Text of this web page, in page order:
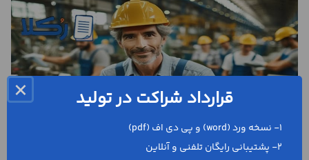
× قرارداد شراکت در تولید
1- نسخه ورد (word) و پی دی اف (pdf)
2- پشتیبانی رایگان تلفنی و آنلاین